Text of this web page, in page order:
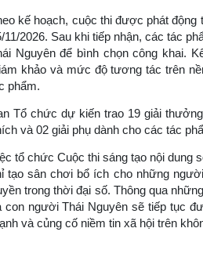
kế hoạch, cuộc thi được phát động
11/2026. Sau khi tiếp nhận, các tác
Nguyên để bình chọn công khai.
khảo và mức độ tương tác trên
phẩm.
Tổ chức dự kiến trao 19 giải
và 02 giải phụ dành cho các tác
tổ chức Cuộc thi sáng tạo nội dung
tạo sân chơi bổ ích cho những
trong thời đại số. Thông qua
con người Thái Nguyên sẽ tiếp tục
và củng cố niềm tin xã hội trên